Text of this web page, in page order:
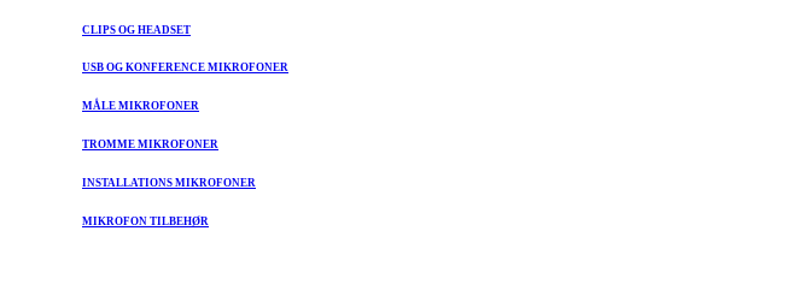
CLIPS OG HEADSET
USB OG KONFERENCE MIKROFONER
MÅLE MIKROFONER
TROMME MIKROFONER
INSTALLATIONS MIKROFONER
MIKROFON TILBEHØR